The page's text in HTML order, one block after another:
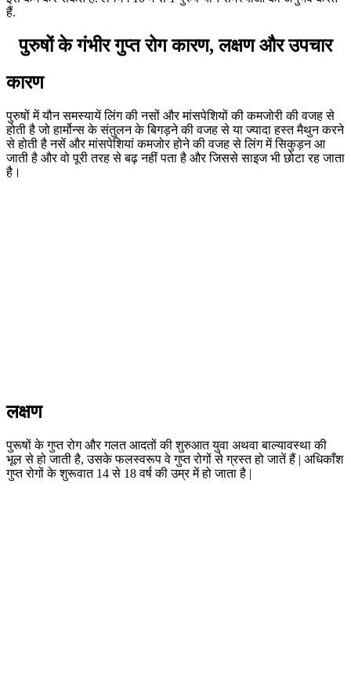
हैं.
पुरुषों के गंभीर गुप्त रोग कारण, लक्षण और उपचार
कारण
पुरुषों में यौन समस्यायें लिंग की नसों और मांसपेशियों की कमजोरी की वजह से
होती है जो हार्मोन्स के संतुलन के बिगड़ने की वजह से या ज्यादा हस्त मैथुन करने
से होती है नसें और मांसपेशियां कमजोर होने की वजह से लिंग में सिकुड़न आ
जाती है और वो पूरी तरह से बढ़ नहीं पता है और जिससे साइज भी छोटा रह जाता
है।
लक्षण
पुरूषों के गुप्त रोग और गलत आदतों की शुरुआत युवा अथवा बाल्यावस्था की
भूल से हो जाती है, उसके फलस्वरूप वे गुप्त रोगों से ग्रस्त हो जातें हैं | अधिकाँश
गुप्त रोगों के शुरूवात 14 से 18 वर्ष की उम्र में हो जाता है |